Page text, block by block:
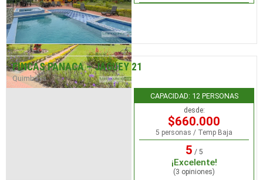
FINCAS PANACA – JAGUEY 21
Quimbaya
CAPACIDAD: 12 PERSONAS
desde:
$660.000
5 personas / Temp Baja
5 / 5
¡Excelente!
(3 opiniones)